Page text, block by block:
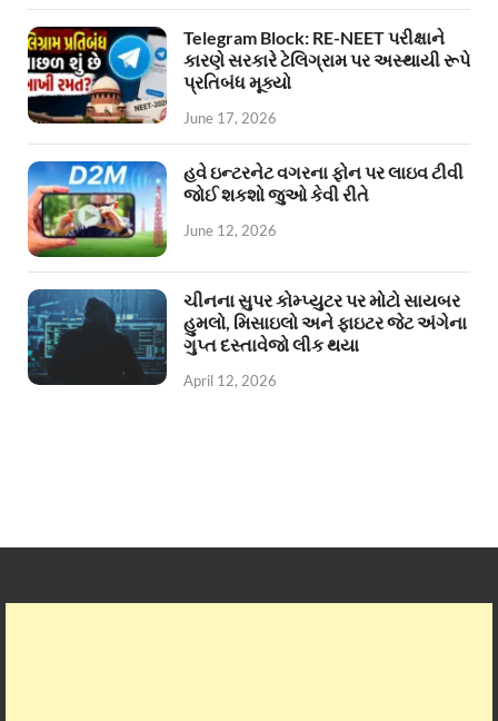
Telegram Block: RE-NEET પરીક્ષાને
કારણે સરકારે ટેલિગ્રામ પર અસ્થાયી રૂપે
પ્રતિબંધ મૂક્યો
June 17, 2026
હવે ઇન્ટરનેટ વગરના ફોન પર લાઇવ ટીવી
જોઈ શકશો જુઓ કેવી રીતે
June 12, 2026
ચીનના સુપર કોમ્પ્યુટર પર મોટો સાયબર
હુમલો, મિસાઇલો અને ફાઇટર જેટ અંગેના
ગુપ્ત દસ્તાવેજો લીક થયા
April 12, 2026